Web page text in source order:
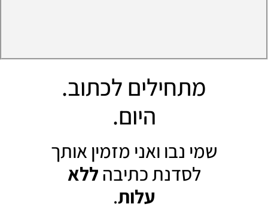
מתחילים לכתוב.
היום.
שמי נבו ואני מזמין אותך
לסדנת כתיבהללא
עלות.